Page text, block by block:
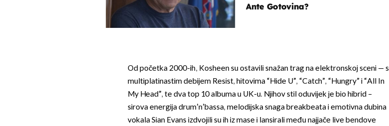
Ante Gotovina?
Od početka 2000-ih, Kosheen su ostavili snažan trag na elektronskoj sceni — s
multiplatinastim debijem Resist, hitovima “Hide U”, “Catch”, “Hungry” i “All In
My Head”, te dva top 10 albuma u UK-u. Njihov stil oduvijek je bio hibrid –
sirova energija drum’n’bassa, melodijska snaga breakbeata i emotivna dubina
vokala Sian Evans izdvojili su ih iz mase i lansirali među najjače live bendove